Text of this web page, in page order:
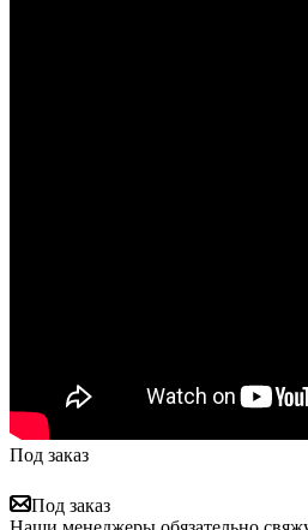
Под заказ
Под заказ